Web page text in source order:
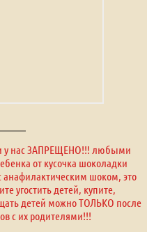
у нас ЗАПРЕЩЕНО!!! любыми
от кусочка шоколадки
анафилактическим шоком, это
угостить детей, купите,
детей можно ТОЛЬКО после
с их родителями!!!